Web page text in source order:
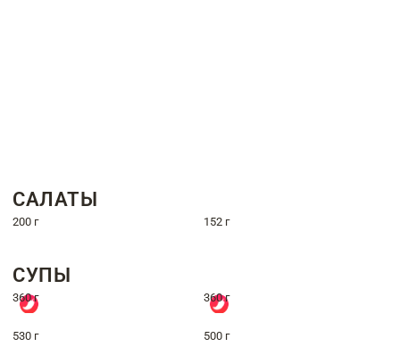
САЛАТЫ
200 г 152 г
СУПЫ
360 г 360 г
530 г 500 г